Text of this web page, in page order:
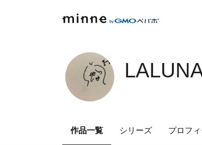
作品一覧 シリーズ プロフ